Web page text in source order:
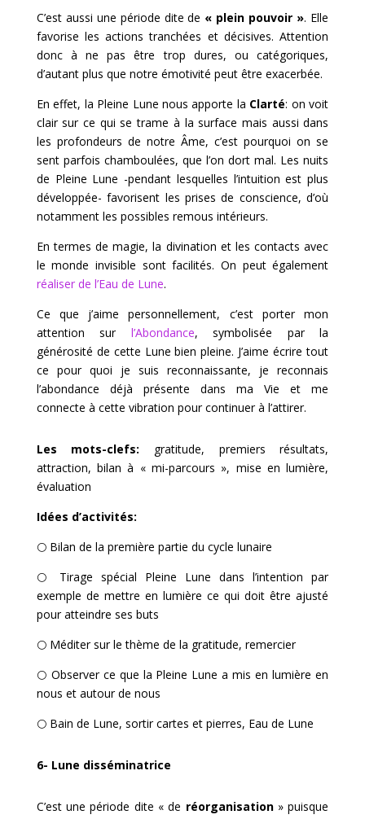
C’est aussi une période dite de « plein pouvoir ». Elle
favorise les actions tranchées et décisives. Attention
donc à ne pas être trop dures, ou catégoriques,
d’autant plus que notre émotivité peut être exacerbée.
En effet, la Pleine Lune nous apporte la Clarté: on voit
clair sur ce qui se trame à la surface mais aussi dans
les profondeurs de notre Âme, c’est pourquoi on se
sent parfois chamboulées, que l’on dort mal. Les nuits
de Pleine Lune -pendant lesquelles l’intuition est plus
développée- favorisent les prises de conscience, d’où
notamment les possibles remous intérieurs.
En termes de magie, la divination et les contacts avec
le monde invisible sont facilités. On peut également
réaliser de l’Eau de Lune.
Ce que j’aime personnellement, c’est porter mon
attention surl’Abondance, symbolisée par la
générosité de cette Lune bien pleine. J’aime écrire tout
ce pour quoi je suis reconnaissante, je reconnais
l’abondance déjà présente dans ma Vie et me
connecte à cette vibration pour continuer à l’attirer.
Les mots-clefs: gratitude, premiers résultats,
attraction, bilan à « mi-parcours », mise en lumière,
évaluation
Idées d’activités:
🌕 Bilan de la première partie du cycle lunaire
🌕 Tirage spécial Pleine Lune dans l’intention par
exemple de mettre en lumière ce qui doit être ajusté
pour atteindre ses buts
🌕 Méditer sur le thème de la gratitude, remercier
🌕 Observer ce que la Pleine Lune a mis en lumière en
nous et autour de nous
🌕 Bain de Lune, sortir cartes et pierres, Eau de Lune
6- Lune disséminatrice
C’est une période dite « de réorganisation» puisque